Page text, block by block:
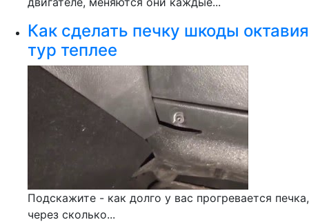
Как сделать печку шкоды октавия
тур теплее
Подскажите - как долго у вас прогревается печка,
через сколько...